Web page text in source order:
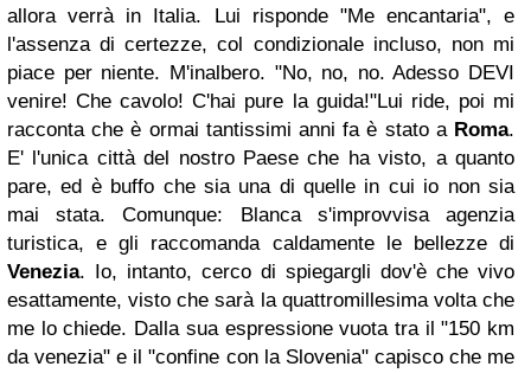
allora verrà in Italia. Lui risponde "Me encantaria", e
l'assenza di certezze, col condizionale incluso, non mi
piace per niente. M'inalbero. "No, no, no. Adesso DEVI
venire! Che cavolo! C'hai pure la guida!"Lui ride, poi mi
racconta che è ormai tantissimi anni fa è stato a Roma.
E' l'unica città del nostro Paese che ha visto, a quanto
pare, ed è buffo che sia una di quelle in cui io non sia
mai stata. Comunque: Blanca s'improvvisa agenzia
turistica, e gli raccomanda caldamente le bellezze di
Venezia. Io, intanto, cerco di spiegargli dov'è che vivo
esattamente, visto che sarà la quattromillesima volta che
me lo chiede. Dalla sua espressione vuota tra il "150 km
da venezia" e il "confine con la Slovenia" capisco che me